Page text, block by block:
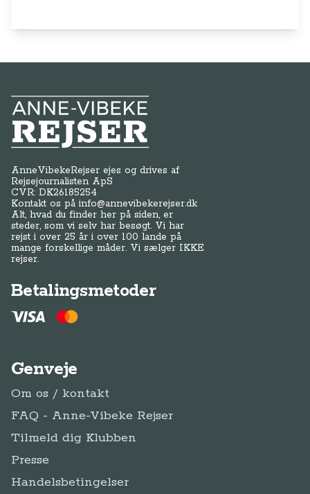
Anne-Vibeke Rejser
AnneVibekeRejser ejes og drives af
Rejsejournalisten ApS
CVR: DK26185254
Kontakt os påinfo@annevibekerejser.dk
Alt, hvad du finder her på siden, er
steder, som vi selv har besøgt. Vi har
rejst i over 25 år i over 100 lande på
mange forskellige måder. Vi sælger IKKE
rejser.
Betalingsmetoder
Genveje
Om os / kontakt
FAQ - Anne-Vibeke Rejser
Tilmeld dig Klubben
Presse
Handelsbetingelser